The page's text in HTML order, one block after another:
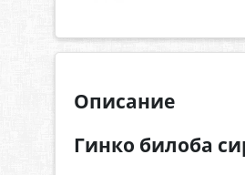
Описание
Гинко билоба